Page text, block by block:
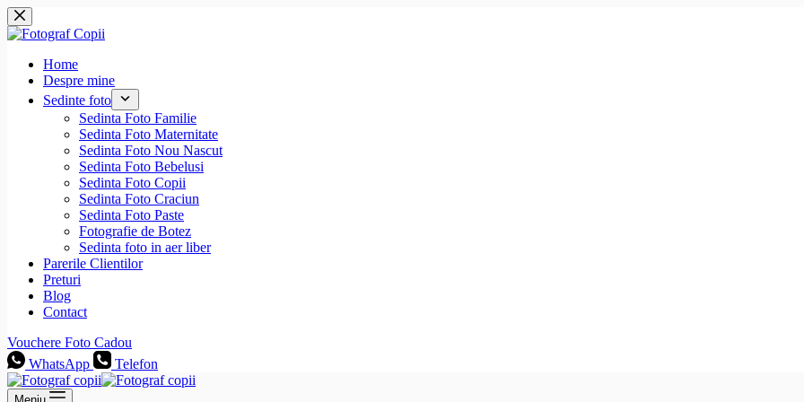
Sari
la
conținut
Home
Despre mine
Sedinte foto
Sedinta Foto Familie
Sedinta Foto Maternitate
Sedinta Foto Nou Nascut
Sedinta Foto Bebelusi
Sedinta Foto Copii
Sedinta Foto Craciun
Sedinta Foto Paste
Fotografie de Botez
Sedinta foto in aer liber
Parerile Clientilor
Preturi
Blog
Contact
Vouchere Foto Cadou
WhatsApp
Telefon